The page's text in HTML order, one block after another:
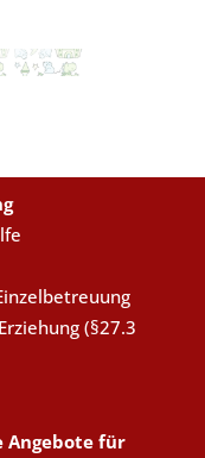
(§27.3
Angebote für